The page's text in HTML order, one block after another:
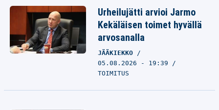
Urheilujätti arvioi Jarmo
Kekäläisen toimet hyvällä
arvosanalla
JÄÄKIEKKO
05.08.2026 - 19:39
TOIMITUS